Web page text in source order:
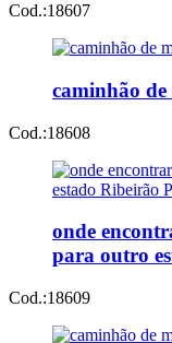
Cod.:18607
caminhão
Cod.:18608
onde
para outro
Cod.:18609